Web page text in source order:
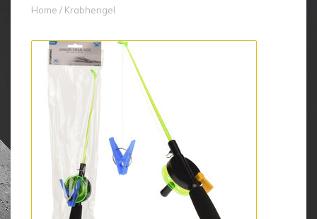
Home / Krabhengel